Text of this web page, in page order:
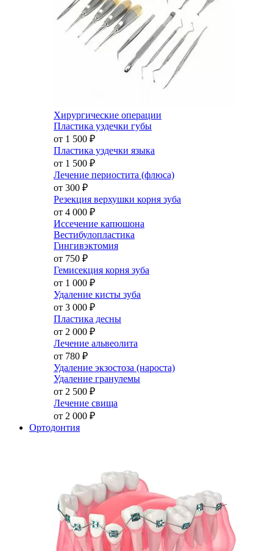
Хирургические операции
Пластика уздечки губы
от 1 500 ₽
Пластика уздечки языка
от 1 500 ₽
Лечение периостита (флюса)
от 300 ₽
Резекция верхушки корня зуба
от 4 000 ₽
Иссечение капюшона
Вестибулопластика
Гингивэктомия
от 750 ₽
Гемисекция корня зуба
от 1 000 ₽
Удаление кисты зуба
от 3 000 ₽
Пластика десны
от 2 000 ₽
Лечение альвеолита
от 780 ₽
Удаление экзостоза (нароста)
Удаление гранулемы
от 2 500 ₽
Лечение свища
от 2 000 ₽
Ортодонтия